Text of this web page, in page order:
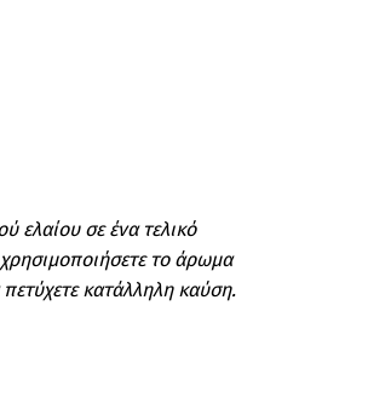
ελαίου σε ένα τελικό
το άρωμα
κατάλληλη καύση.